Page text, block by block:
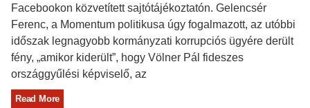
Facebookon közvetített sajtótájékoztatón. Gelencsér
Ferenc, a Momentum politikusa úgy fogalmazott, az utóbbi
időszak legnagyobb kormányzati korrupciós ügyére derült
fény, „amikor kiderült”, hogy Völner Pál fideszes
országgyűlési képviselő, az
Read More